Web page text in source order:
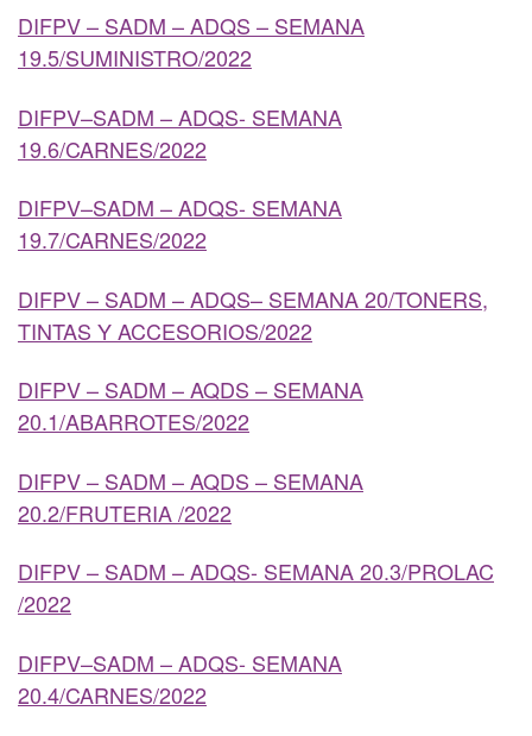
DIFPV – SADM – ADQS – SEMANA
19.5/SUMINISTRO/2022
DIFPV–SADM – ADQS- SEMANA
19.6/CARNES/2022
DIFPV–SADM – ADQS- SEMANA
19.7/CARNES/2022
DIFPV – SADM – ADQS– SEMANA 20/TONERS,
TINTAS Y ACCESORIOS/2022
DIFPV – SADM – AQDS – SEMANA
20.1/ABARROTES/2022
DIFPV – SADM – AQDS – SEMANA
20.2/FRUTERIA /2022
DIFPV – SADM – ADQS- SEMANA 20.3/PROLAC
/2022
DIFPV–SADM – ADQS- SEMANA
20.4/CARNES/2022